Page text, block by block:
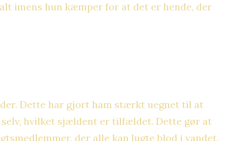
imens hun kæmper for at det er hende, der
Dette har gjort ham stærkt uegnet til at
selv, hvilket sjældent er tilfældet. Dette gør at
der alle kan lugte blod i vandet,